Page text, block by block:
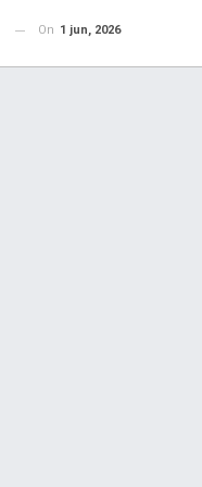
On 1 jun, 2026